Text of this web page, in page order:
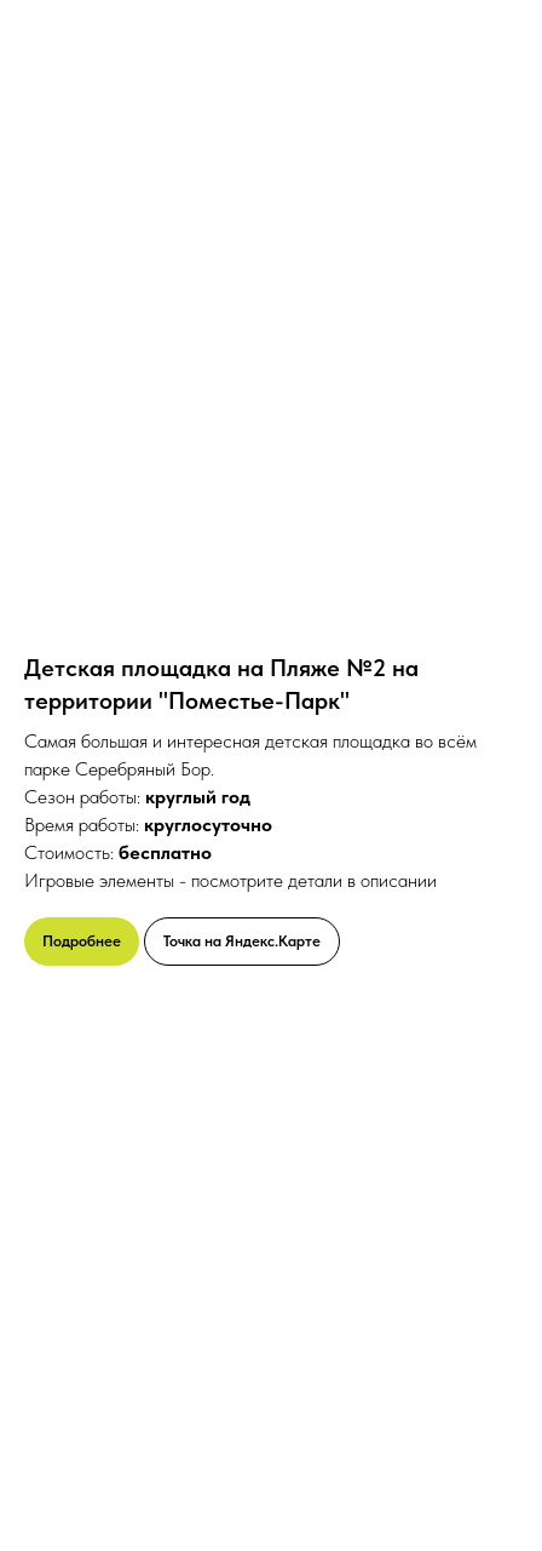
Детская площадка на Пляже №2 на
территории "Поместье-Парк"
Самая большая и интересная детская площадка во всём
парке Серебряный Бор.
Сезон работы: круглый год
Время работы: круглосуточно
Стоимость: бесплатно
Игровые элементы - посмотрите детали в описании
Подробнее Точка на Яндекс.Карте